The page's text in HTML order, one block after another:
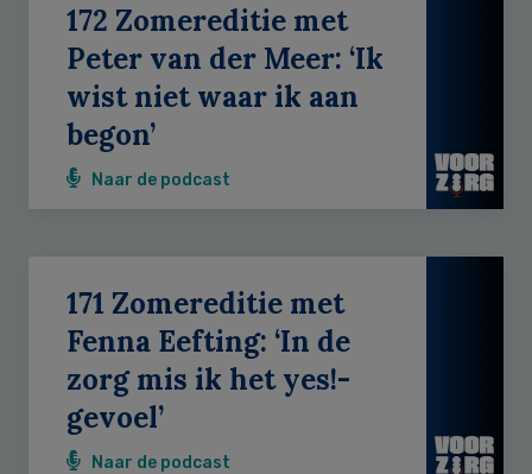
172 Zomereditie met
Peter van der Meer: ‘Ik
wist niet waar ik aan
begon’
Naar de podcast
171 Zomereditie met
Fenna Eefting: ‘In de
zorg mis ik het yes!-
gevoel’
Naar de podcast